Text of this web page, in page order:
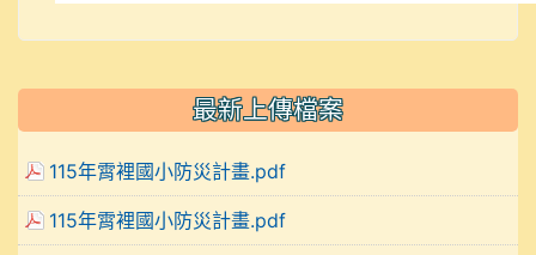
最新上傳檔案
115年霄裡國小防災計畫.pdf
115年霄裡國小防災計畫.pdf